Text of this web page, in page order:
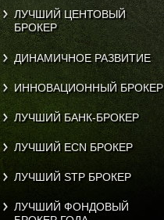
ЛУЧШИЙ ЦЕНТОВЫЙ
БРОКЕР
ДИНАМИЧНОЕ РАЗВИТИЕ
ИННОВАЦИОННЫЙ БРОКЕР
ЛУЧШИЙ БАНК-БРОКЕР
ЛУЧШИЙ ECN БРОКЕР
ЛУЧШИЙ STP БРОКЕР
ЛУЧШИЙ ФОНДОВЫЙ